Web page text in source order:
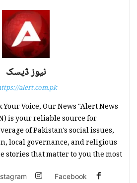
نیوز ڈیسک
alert.com.pk/
Voice, Our News "Alert News
is your reliable source for
of Pakistan's social issues,
local governance, and religious
stories that matter to you the most."
Facebook